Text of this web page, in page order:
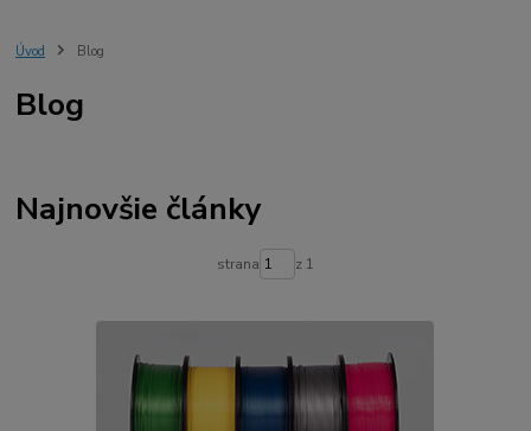
Úvod Blog
Blog
Najnovšie články
strana z 1